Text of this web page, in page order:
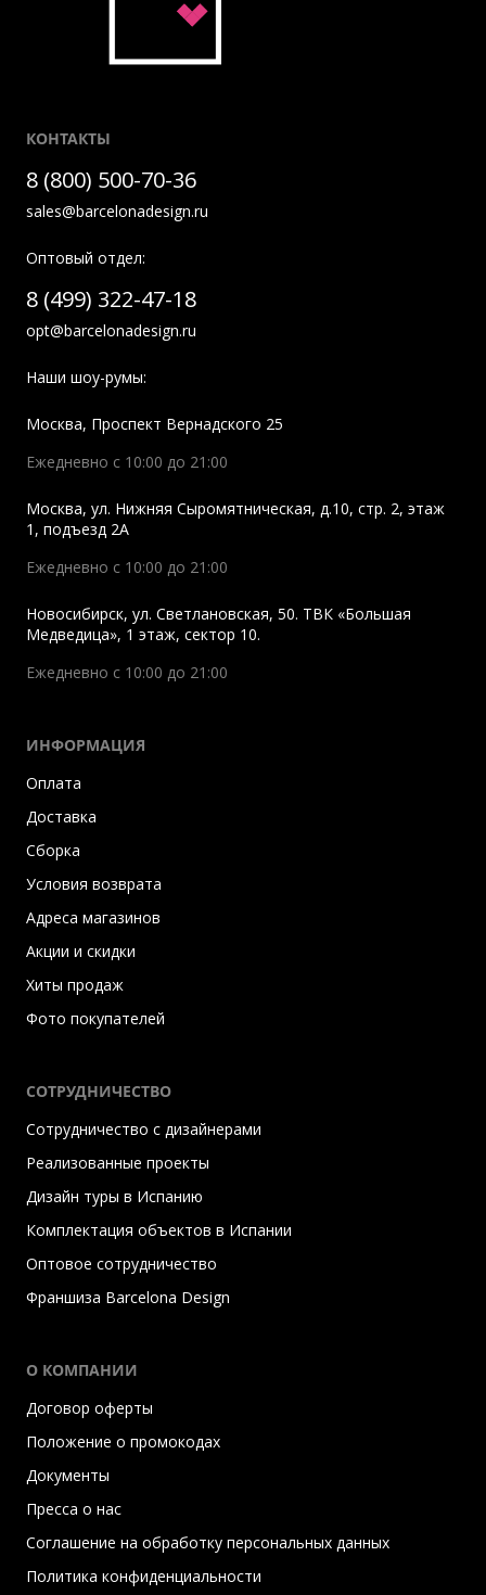
КОНТАКТЫ
8 (800) 500-70-36
sales@barcelonadesign.ru
Оптовый отдел:
8 (499) 322-47-18
opt@barcelonadesign.ru
Наши шоу-румы:
Москва, Проспект Вернадского 25
Ежедневно с 10:00 до 21:00
Москва, ул. Нижняя Сыромятническая, д.10, стр. 2, этаж
1, подъезд 2A
Ежедневно с 10:00 до 21:00
Новосибирск, ул. Светлановская, 50. ТВК «Большая
Медведица», 1 этаж, сектор 10.
Ежедневно с 10:00 до 21:00
ИНФОРМАЦИЯ
Оплата
Доставка
Сборка
Условия возврата
Адреса магазинов
Акции и скидки
Хиты продаж
Фото покупателей
СОТРУДНИЧЕСТВО
Сотрудничество с дизайнерами
Реализованные проекты
Дизайн туры в Испанию
Комплектация объектов в Испании
Оптовое сотрудничество
Франшиза Barcelona Design
О КОМПАНИИ
Договор оферты
Положение о промокодах
Документы
Пресса о нас
Соглашение на обработку персональных данных
Политика конфиденциальности